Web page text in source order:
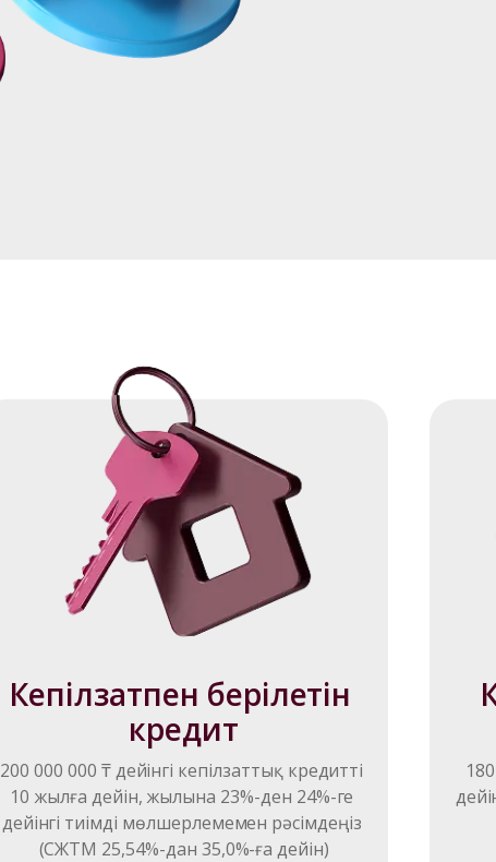
Кепілзатпен берілетін
кредит
200 000 000 ₸ дейінгі кепілзаттық кредитті
10 жылға дейін, жылына 23%-ден 24%-ге
дейінгі тиімді мөлшерлемемен рәсімдеңіз
(СЖТМ 25,54%-дан 35,0%-ға дейін)